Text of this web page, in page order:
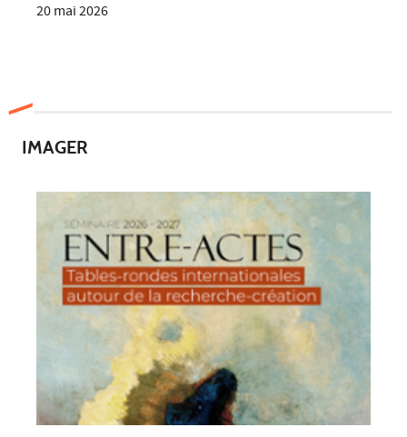
20 mai 2026
IMAGER